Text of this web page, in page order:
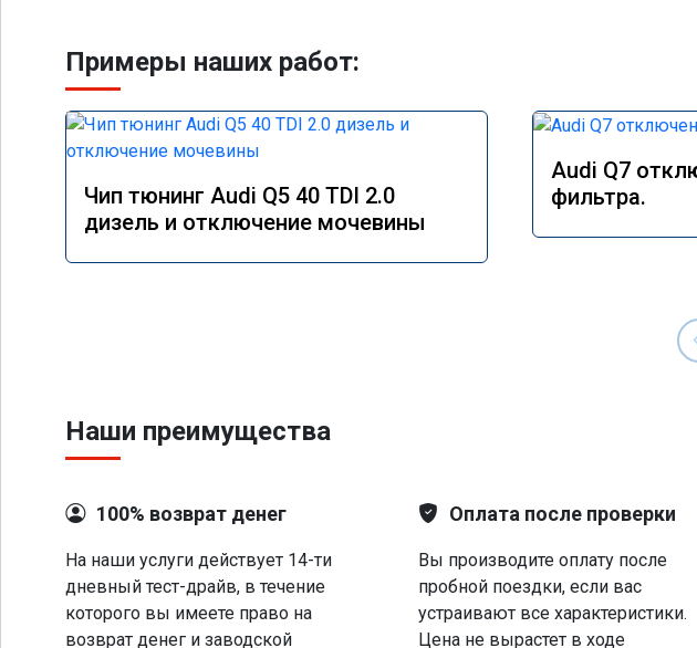
Примеры наших работ:
Чип тюнинг Audi Q5 40 TDI 2.0
дизель и отключение мочевины
Audi Q7
фильтра.
Наши преимущества
100% возврат денег
На наши услуги действует 14-ти
дневный тест-драйв, в течение
которого вы имеете право на
возврат денег и заводской
Оплата после проверки
Вы производите оплату после
пробной поездки, если вас
устраивают все характеристики.
Цена не вырастет в ходе